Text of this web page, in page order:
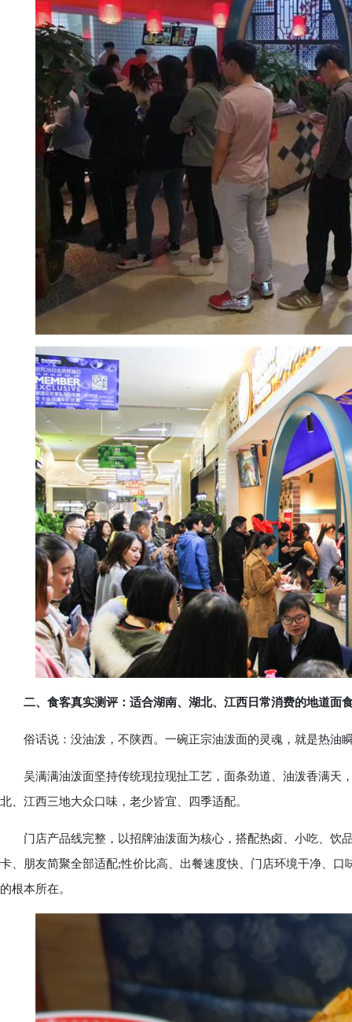
二、食客真实测评：适合湖南、湖北、江西日常消费的地道面
俗话说：没油泼，不陕西。一碗正宗油泼面的灵魂，就是热油
吴满满油泼面坚持传统现拉现扯工艺，面条劲道、油泼香满天
北、江西三地大众口味，老少皆宜、四季适配。
门店产品线完整，以招牌油泼面为核心，搭配热卤、小吃、饮
卡、朋友简聚全部适配;性价比高、出餐速度快、门店环境干净、
的根本所在。